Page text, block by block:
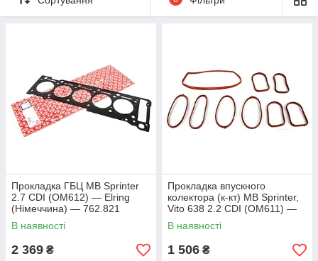
Прокладка ГБЦ MB Sprinter
2.7 CDI (OM612) — Elring
(Німеччина) — 762.821
В наявності
2 369 ₴
Прокладка впускного
колектора (к-кт) MB Sprinter,
Vito 638 2.2 CDI (OM611) —
Elring (Німеччина) — 131.820
В наявності
1 506 ₴